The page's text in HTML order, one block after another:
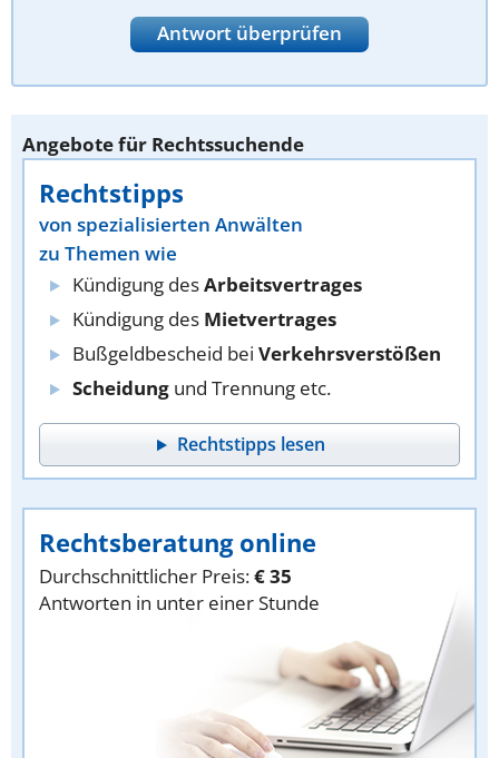
Antwort überprüfen
Angebote für Rechtssuchende
Rechtstipps
von spezialisierten Anwälten
zu Themen wie
Kündigung desArbeitsvertrages
Kündigung des Mietvertrages
Bußgeldbescheid bei Verkehrsverstößen
Scheidung und Trennung etc.
Rechtstipps lesen
Rechtsberatung online
Durchschnittlicher Preis:€ 35
Antworten in unter einer Stunde